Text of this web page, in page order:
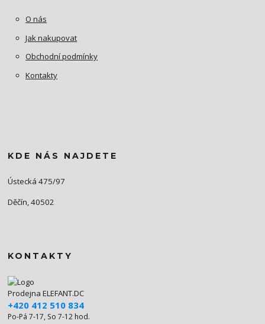
O nás
Jak nakupovat
Obchodní podmínky
Kontakty
KDE NÁS NAJDETE
Ústecká 475/97
Děčín, 40502
KONTAKTY
Prodejna ELEFANT.DC
+420 412 510 834
Po-Pá 7-17, So 7-12 hod.